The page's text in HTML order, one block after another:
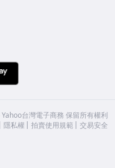
Yahoo台灣電子商務 保留所有權利
隱私權 拍賣使用規範 交易安全